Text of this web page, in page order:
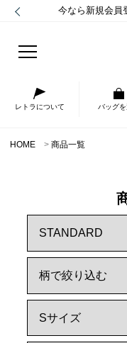
今なら新規会員
レトラについて バッグ
HOME 商品一覧